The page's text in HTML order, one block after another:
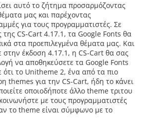
αυτό το ζήτημα προσαρμόζοντας
μας και παρέχοντας
για τους προγραμματιστές. Σε
της CS-Cart 4.17.1, τα Google Fonts θα
στα προεπιλεγμένα θέματα μας. Και
στην έκδοση 4.17.1, η CS-Cart θα σας
να αποθηκεύσετε τα Google Fonts
ότι το Unitheme 2, ένα από τα πιο
themes για την CS-Cart, ήδη το κάνει
οποιοδήποτε άλλο theme τριτου
με τους προγραμματιστές
το theme είναι σύμφωνο με το